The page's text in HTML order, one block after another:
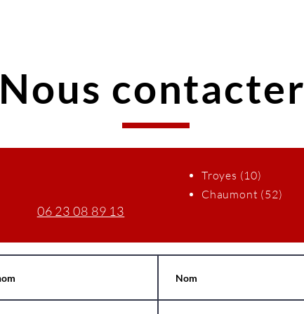
Nous contacter
06 23 08 89 13
Troyes (10)
Chaumont (52)